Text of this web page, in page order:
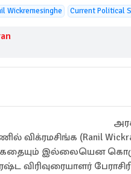
Wickremesinghe Current Political
விக்ரமசிங்க (Ranil
இல்லையென
விரிவுரையாளர்